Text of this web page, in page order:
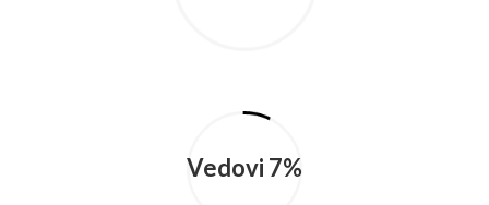
Vedovi 7%